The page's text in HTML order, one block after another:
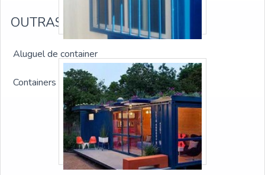
OUTRAS CATEGORIAS
Aluguel de container
Containers em geral